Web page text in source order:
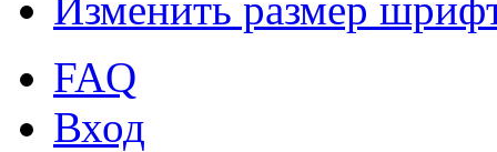
FAQ
Вход